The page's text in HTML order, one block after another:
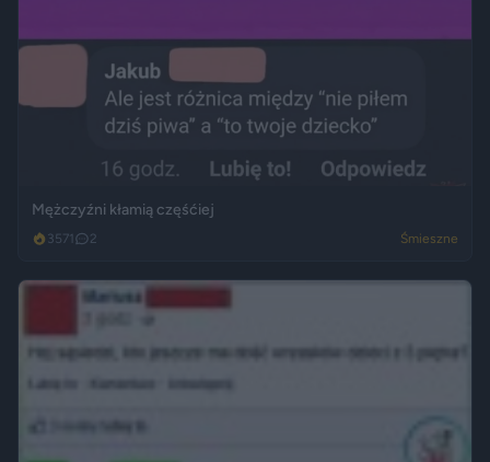
Mężczyźni kłamią częśćiej
3571 2 Śmieszne